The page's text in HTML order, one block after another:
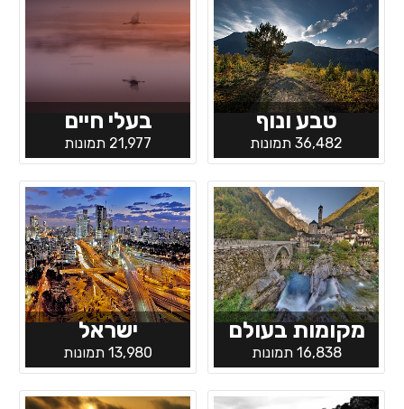
טבע ונוף
36,482 תמונות
בעלי חיים
21,977 תמונות
מקומות בעולם
16,838 תמונות
ישראל
13,980 תמונות